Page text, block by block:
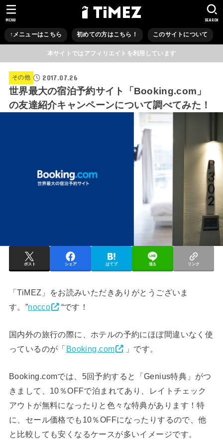
↑メニューはこちら 初めての方はこちら！ このサイトについて
SEARCH
MENU
本サイトではアフィリエイトを利用しています
その他 2017.07.26
世界最大の宿泊予約サイト「Booking.com」
の友達紹介キャンペーンについて調べてみた！
ポスト シェア はてブ 送る リンク
「TiMEZ」をお読みいただきありがとうございま
す。”nocco “です！
国内外の旅行の際に、ホテルの予約にほぼ間違いなく使
っているのが「Booking.com 」です。
Booking.comでは、5回予約すると「Genius特典」がつ
きまして、10％OFFで泊まれてあり、レイトチェック
アウトが無料になったりと色々な特典があります！特
に、セール価格でも10％OFFになったりするので、他
と比較しても安くなるケースが多いイメージです。